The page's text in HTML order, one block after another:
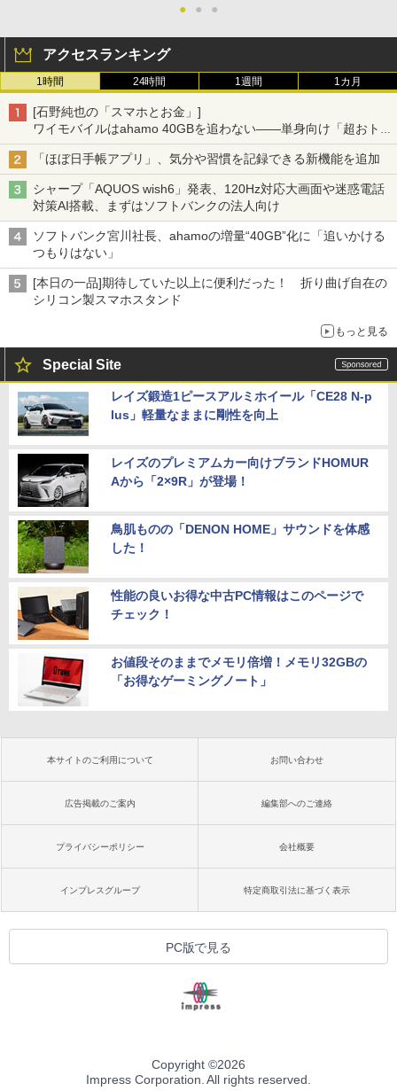
● ● ●
アクセスランキング
1時間 24時間 1週間 1カ月
[石野純也の「スマホとお金」]
ワイモバイルはahamo 40GBを追わない――単身向け「超おトク
割」の安さと1年限定の注意点
「ほぼ日手帳アプリ」、気分や習慣を記録できる新機能を追加
シャープ「AQUOS wish6」発表、120Hz対応大画面や迷惑電話
対策AI搭載、まずはソフトバンクの法人向け
ソフトバンク宮川社長、ahamoの増量“40GB”化に「追いかける
つもりはない」
[本日の一品]期待していた以上に便利だった！ 折り曲げ自在の
シリコン製スマホスタンド
もっと見る
Special Site
レイズ鍛造1ピースアルミホイール「CE28 N-p
lus」軽量なままに剛性を向上
レイズのプレミアムカー向けブランドHOMUR
Aから「2×9R」が登場！
鳥肌ものの「DENON HOME」サウンドを体感
した！
性能の良いお得な中古PC情報はこのページで
チェック！
お値段そのままでメモリ倍増！メモリ32GBの
「お得なゲーミングノート」
本サイトのご利用について お問い合わせ
広告掲載のご案内 編集部へのご連絡
プライバシーポリシー 会社概要
インプレスグループ 特定商取引法に基づく表示
PC版で見る
Copyright ©2026
Impress Corporation. All rights reserved.